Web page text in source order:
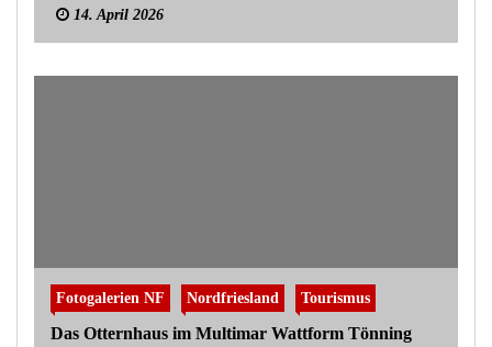
14. April 2026
Fotogalerien NF Nordfriesland Tourismus
Das Otternhaus im Multimar Wattform Tönning